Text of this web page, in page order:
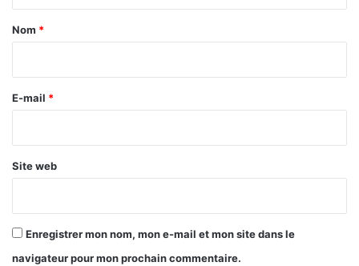
a
e
Nom *
E-mail *
Site web
Enregistrer mon nom, mon e-mail et mon site dans le
navigateur pour mon prochain commentaire.